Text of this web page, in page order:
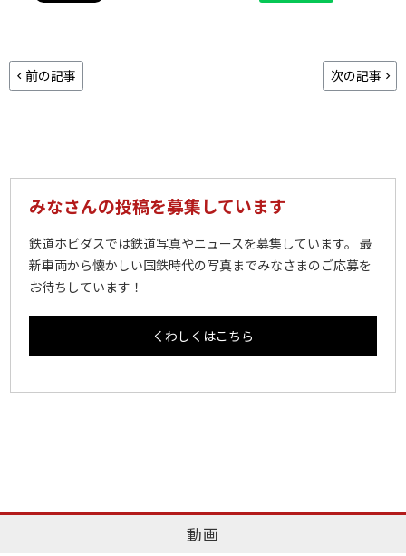
前の記事 次の記事
みなさんの投稿を募集しています
鉄道ホビダスでは鉄道写真やニュースを募集しています。 最
新車両から懐かしい国鉄時代の写真までみなさまのご応募を
お待ちしています！
くわしくはこちら
動画